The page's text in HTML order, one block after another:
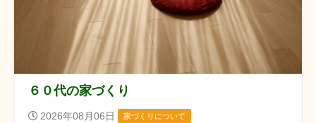
６０代の家づくり
2026年08月06日 家づくりについて